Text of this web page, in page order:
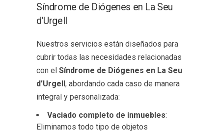
Síndrome de Diógenes en La Seu
d’Urgell
Nuestros servicios están diseñados para
cubrir todas las necesidades relacionadas
con el Síndrome de Diógenes en La Seu
d’Urgell , abordando cada caso de manera
integral y personalizada:
Vaciado completo de inmuebles:
Eliminamos todo tipo de objetos